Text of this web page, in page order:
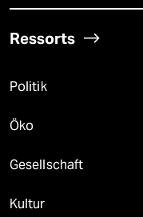
Ressorts
Politik
Öko
Gesellschaft
Kultur